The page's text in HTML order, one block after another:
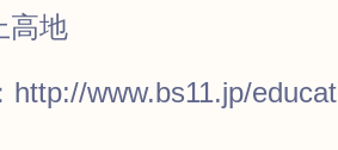
高地
http://www.bs11.jp/